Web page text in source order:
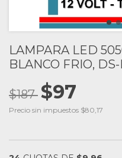
LAMPARA LED
BLANCO FRIO, DS-
$187 $97
Precio sin impuestos $80,17